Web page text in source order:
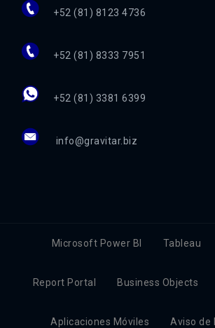
+52 (81) 8123 4736
+52 (81) 8333 7951
+52 (81) 3381 6399
info@gravitar.biz
Microsoft Power BI Tableau
Report Portal Business Objects
Aplicaciones Móviles Aviso de